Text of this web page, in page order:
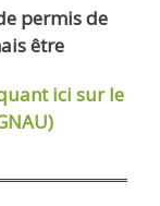
permis de
être
ici sur le